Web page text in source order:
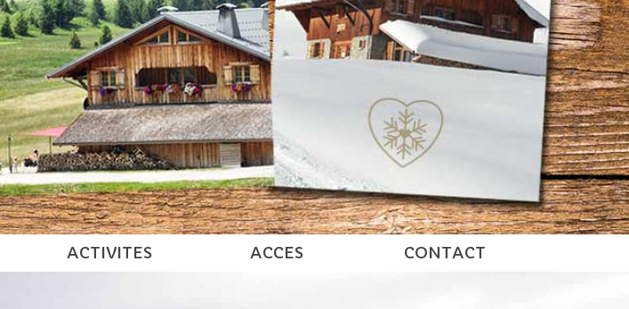
ACTIVITES ACCES CONTACT